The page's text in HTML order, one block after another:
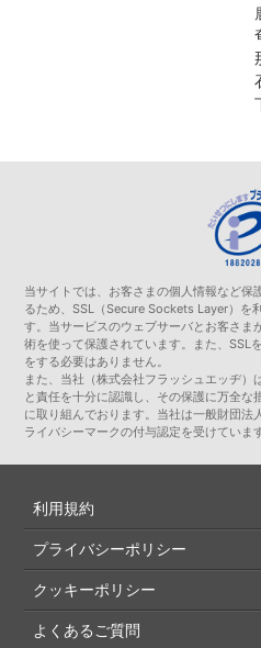
当サイトでは、お客さまの個人情報など保
るため、SSL（Secure Sockets Layer）を
す。当サービスのウェブサーバとお客さま
術を使って保護されています。また、SSL
をする必要はありません。
また、当社（株式会社フラッシュエッヂ）
と責任を十分に認識し、その保護に万全な
に取り組んでおります。当社は一般財団
ライバシーマークの付与認定を受けています
利用規約
プライバシーポリシー
クッキーポリシー
よくあるご質問